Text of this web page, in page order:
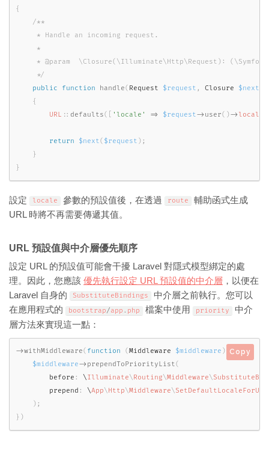
{
/**
     * Handle an incoming request.
     *
* @param  \Closure(\Illuminate\Http\Request):
     */
public
function handle( Request $request , Closure $next
{
URL :: defaults( 'locale' => $request-> user( ) ->locale
return $next( $request ) ;
}
}
設定 locale 參數的預設值後，在透過 route
輔助函式生成
URL 時將不再需要傳遞其值。
URL 預設值與中介層優先順序
設定 URL 的預設值可能會干擾 Laravel 對隱式模型綁定的處
理。因此，您應該 優先執行設定 URL 預設值的中介層 ，以便在
Laravel 自身的
SubstituteBindings
中介層之前執行。您可以
在應用程式的
bootstrap/app . php 檔案中使用 priority
中介
層方法來實現這一點：
->withMiddleware( function ( Middleware $middleware )
{
$middleware-> prependToPriorityList(
        before
: \Illuminate\Routing\Middleware\
        prepend
: \App\Http\Middleware\
) ;
} )
Copy